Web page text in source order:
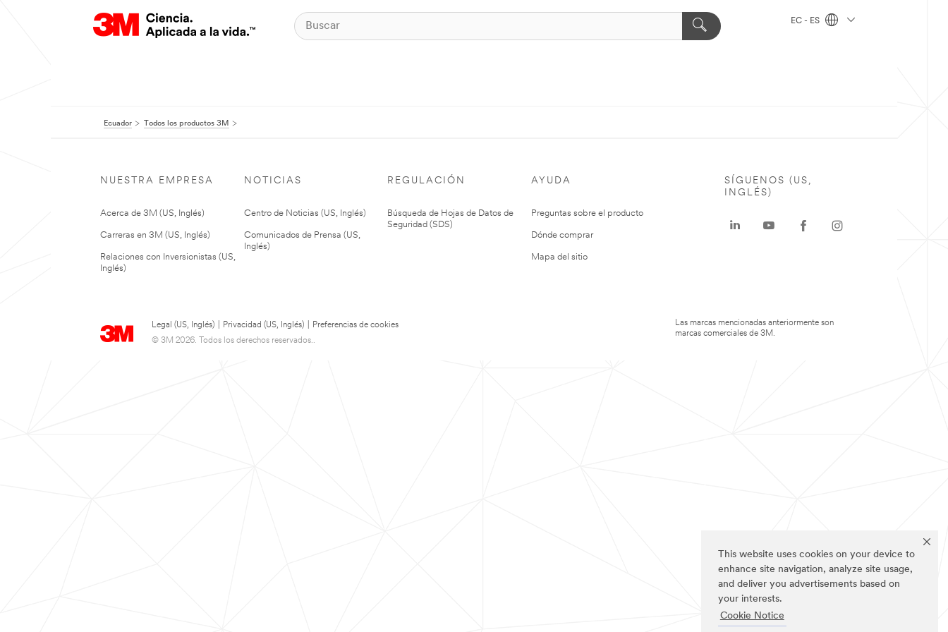
This website uses cookies on your device to
enhance site navigation, analyze site usage,
and deliver you advertisements based on
your interests.
Cookie Notice
EC - ES
Ecuador Todos los productos 3M
NUESTRA EMPRESA
Acerca de 3M (US, Inglés)
Carreras en 3M (US, Inglés)
Relaciones con Inversionistas (US,
Inglés)
NOTICIAS
Centro de Noticias (US, Inglés)
Comunicados de Prensa (US,
Inglés)
REGULACIÓN
Búsqueda de Hojas de Datos de
Seguridad (SDS)
AYUDA
Preguntas sobre el producto
Dónde comprar
Mapa del sitio
Legal (US, Inglés) Privacidad (US, Inglés)
Preferencias de cookies
© 3M 2026. Todos los derechos reservados..
SÍGUENOS (US,
INGLÉS)
Las marcas mencionadas anteriormente son
marcas comerciales de 3M.